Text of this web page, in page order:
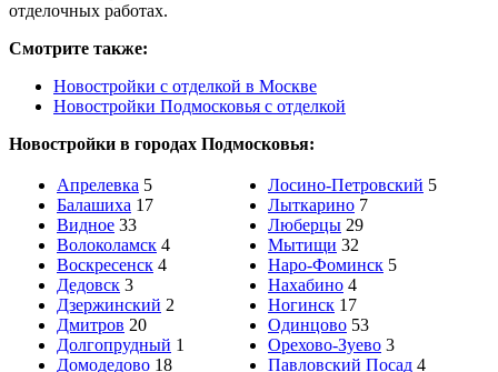
отделочных работах.
Смотрите также:
Новостройки с отделкой в Москве
Новостройки Подмосковья с отделкой
Новостройки в городах Подмосковья:
Апрелевка 5
Балашиха 17
Видное 33
Волоколамск 4
Воскресенск 4
Дедовск 3
Дзержинский 2
Дмитров 20
Долгопрудный 1
Домодедово 18
Лосино-Петровский 5
Лыткарино 7
Люберцы 29
Мытищи 32
Наро-Фоминск 5
Нахабино 4
Ногинск 17
Одинцово 53
Орехово-Зуево 3
Павловский Посад 4